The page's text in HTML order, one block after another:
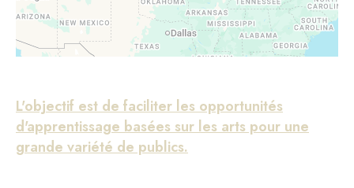
L'objectif est de faciliter les opportunités
d'apprentissage basées sur les arts pour une
grande variété de publics.